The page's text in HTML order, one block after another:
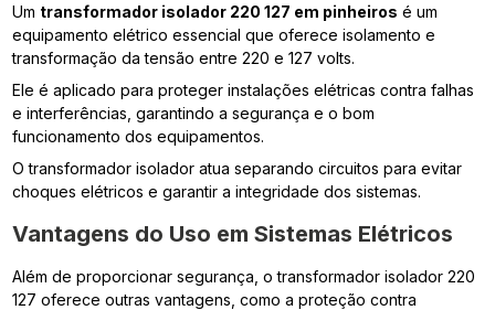
Um transformador isolador 220 127 em pinheiros é um
equipamento elétrico essencial que oferece isolamento e
transformação da tensão entre 220 e 127 volts.
Ele é aplicado para proteger instalações elétricas contra falhas
e interferências, garantindo a segurança e o bom
funcionamento dos equipamentos.
O transformador isolador atua separando circuitos para evitar
choques elétricos e garantir a integridade dos sistemas.
Vantagens do Uso em Sistemas Elétricos
Além de proporcionar segurança, o transformador isolador 220
127 oferece outras vantagens, como a proteção contra